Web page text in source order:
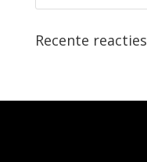
Recente reacties